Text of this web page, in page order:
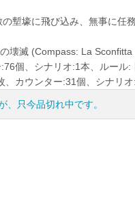
塹壕に飛び込み、無事に任
壊滅 (Compass: La
個、シナリオ:1本、ルール:
、カウンター:31個、シナリ
、只今品切れ中です。